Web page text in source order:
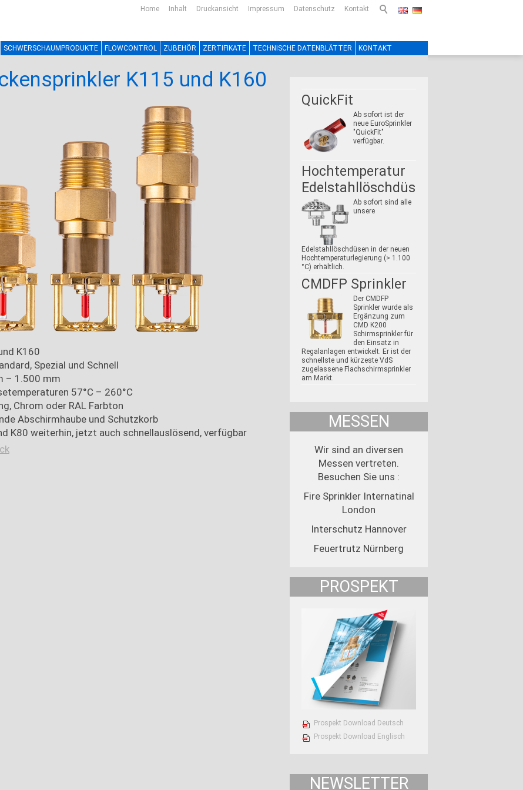
Kontakt
Datenschutz
Impressum
Druckansicht
Inhalt
Home
SCHWERSCHAUMPRODUKTE FLOWCONTROL ZUBEHÖR ZERTIFIKATE TECHNISCHE DATENBLÄTTER KONTAKT
K115 und K160
K160
Spezial und Schnell
– 1.500 mm
57°C – 260°C
Chrom oder RAL Farbton
Abschirmhaube und Schutzkorb
K80 weiterhin, jetzt auch schnellauslösend, verfügbar
QuickFit
Ab sofort ist der
neue EuroSprinkler
"QuickFit"
verfügbar.
Hochtemperatur
Edelstahllöschdüsen
Ab sofort sind alle
unsere
Edelstahllöschdüsen in der neuen
Hochtemperaturlegierung (> 1.100
°C) erhältlich.
CMDFP Sprinkler
Der CMDFP
Sprinkler wurde als
Ergänzung zum
CMD K200
Schirmsprinkler für
den Einsatz in
Regalanlagen entwickelt. Er ist der
schnellste und kürzeste VdS
zugelassene Flachschirmsprinkler
am Markt.
MESSEN
Wir sind an diversen
Messen vertreten.
Besuchen Sie uns :
Fire Sprinkler Internatinal
London
Interschutz Hannover
Feuertrutz Nürnberg
PROSPEKT
Prospekt Download Deutsch
Prospekt Download Englisch
NEWSLETTER